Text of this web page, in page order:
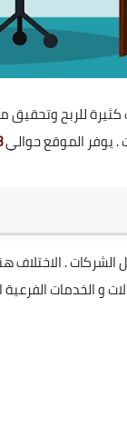
للربح وتحقيق
. يوفر الموقع حوالي8
الشركات .
و الخدمات